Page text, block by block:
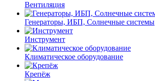
Вентиляция
Генераторы, ИБП, Солнечные системы
Инструмент
Климатическое оборудование
Крепёж